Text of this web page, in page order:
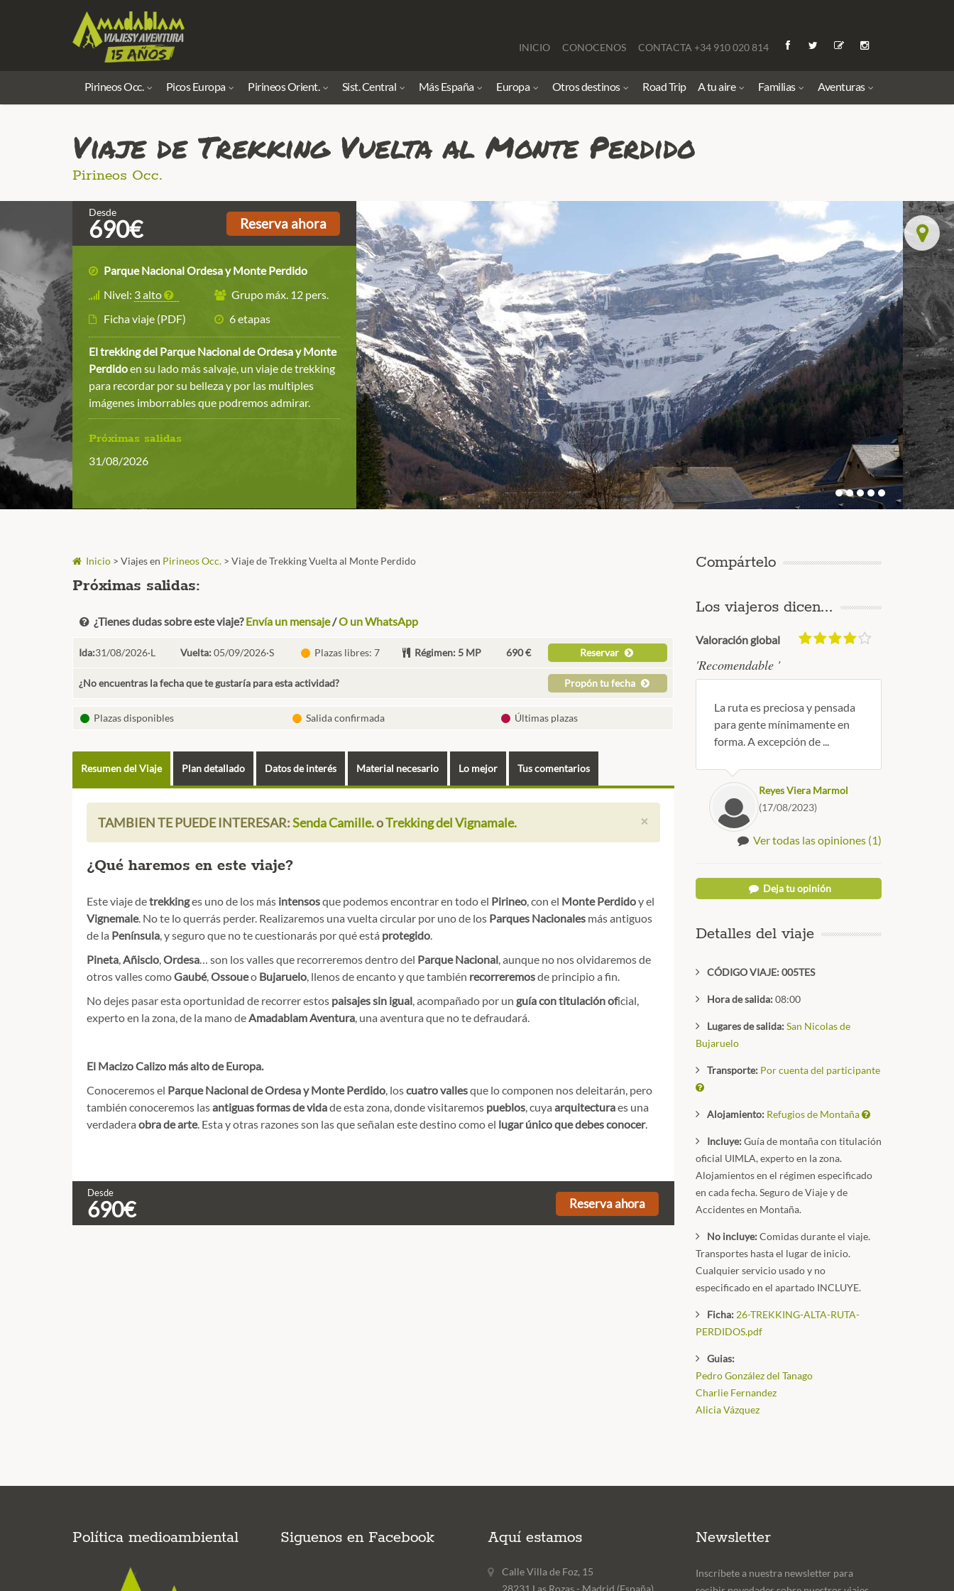
INICIO CONOCENOS CONTACTA +34 910 020 814
Pirineos Occ. Picos Europa Pirineos Orient. Sist. Central Más España Europa Otros destinos Road Trip A tu aire Familias Aventuras
Viaje de Trekking Vuelta al Monte Perdido
Pirineos Occ.
Desde
690€ Reserva ahora
Parque Nacional Ordesa y Monte Perdido
Nivel: 3 alto
Grupo máx. 12 pers.
Ficha viaje (PDF)
6 etapas
El trekking del Parque Nacional de Ordesa y Monte
Perdidoen su lado más salvaje, un viaje de trekking
para recordar por su belleza y por las multiples
imágenes imborrables que podremos admirar.
Próximas salidas
31/08/2026
Inicio > Viajes en Pirineos Occ. > Viaje de Trekking Vuelta al Monte Perdido
Próximas salidas:
¿Tienes dudas sobre este viaje?Envía un mensaje/O un WhatsApp
Ida:31/08/2026·L Vuelta:05/09/2026·S Plazas libres: 7 Régimen: 5 MP 690 € Reservar
¿No encuentras la fecha que te gustaría para esta actividad? Propón tu fecha
Plazas disponibles Salida confirmada Últimas plazas
Resumen del Viaje Plan detallado Datos de interés Material necesario Lo mejor Tus comentarios
×
TAMBIEN TE PUEDE INTERESAR:Senda Camille.oTrekking del Vignamale.
¿Qué haremos en este viaje?
Este viaje detrekkinges uno de los más intensosque podemos encontrar en todo el Pirineo , con el Monte Perdidoy el
Vignemale. No te lo querrás perder. Realizaremos una vuelta circular por uno de los Parques Nacionales más antiguos
de la Península , y seguro que no te cuestionarás por qué está protegido
Pineta Añisclo Ordesa … son los valles que recorreremos dentro del Parque Nacional , aunque no nos olvidaremos de
otros valles comoGaubé, Ossoueo Bujaruelo , llenos de encanto y que también recorreremosde principio a fin.
No dejes pasar esta oportunidad de recorrer estos paisajes sin igual , acompañado por un guía con titulación oficial,
experto en la zona, de la mano de Amadablam Aventura , una aventura que no te defraudará.
El Macizo Calizo más alto de Europa.
Conoceremos el Parque Nacional de Ordesa y Monte Perdido , loscuatro vallesque lo componen nos deleitarán, pero
también conoceremos lasantiguas formas de vidade esta zona, donde visitaremos pueblos , cuya arquitecturaes una
verdadera obra de arte. Esta y otras razones son las que señalan este destino como el lugar único que debes conocer.
Desde
690€ Reserva ahora
Compártelo
Los viajeros dicen...
Valoración global
'Recomendable '
La ruta es preciosa y pensada
para gente mínimamente en
forma. A excepción de ...
Reyes Viera Marmol
(17/08/2023)
Ver todas las opiniones (1)
Deja tu opinión
Detalles del viaje
CÓDIGO VIAJE: 005TES
Hora de salida:08:00
Lugares de salida:San Nicolas de
Bujaruelo
Transporte: Por cuenta del participante
Alojamiento: Refugios de Montaña
Incluye:Guía de montaña con titulación
oficial UIMLA, experto en la zona.
Alojamientos en el régimen especificado
en cada fecha. Seguro de Viaje y de
Accidentes en Montaña.
No incluye:Comidas durante el viaje.
Transportes hasta el lugar de inicio.
Cualquier servicio usado y no
especificado en el apartado INCLUYE.
Ficha: 26-TREKKING-ALTA-RUTA-
PERDIDOS.pdf
Guias:
Pedro González del Tanago
Charlie Fernandez
Alicia Vázquez
Política medioambiental Siguenos en Facebook Aquí estamos
Calle Villa de Foz, 15
28231 Las Rozas - Madrid (España)
Newsletter
Inscríbete a nuestra newsletter para